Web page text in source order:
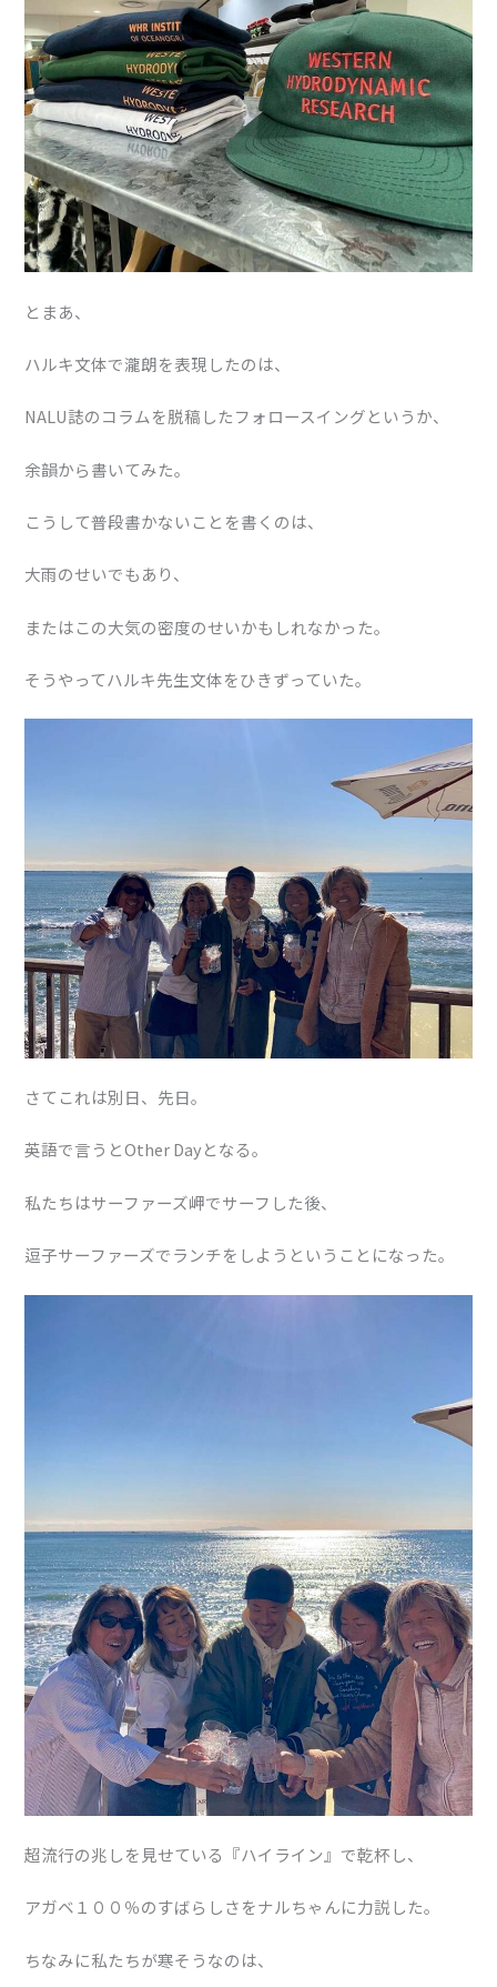
とまあ、
ハルキ文体で瀧朗を表現したのは、
NALU誌のコラムを脱稿したフォロースイングというか、
余韻から書いてみた。
こうして普段書かないことを書くのは、
大雨のせいでもあり、
またはこの大気の密度のせいかもしれなかった。
そうやってハルキ先生文体をひきずっていた。
さてこれは別日、先日。
英語で言うとOther Dayとなる。
私たちはサーファーズ岬でサーフした後、
逗子サーファーズでランチをしようということになった。
超流行の兆しを見せている『ハイライン』で乾杯し、
アガベ１００％のすばらしさをナルちゃんに力説した。
ちなみに私たちが寒そうなのは、